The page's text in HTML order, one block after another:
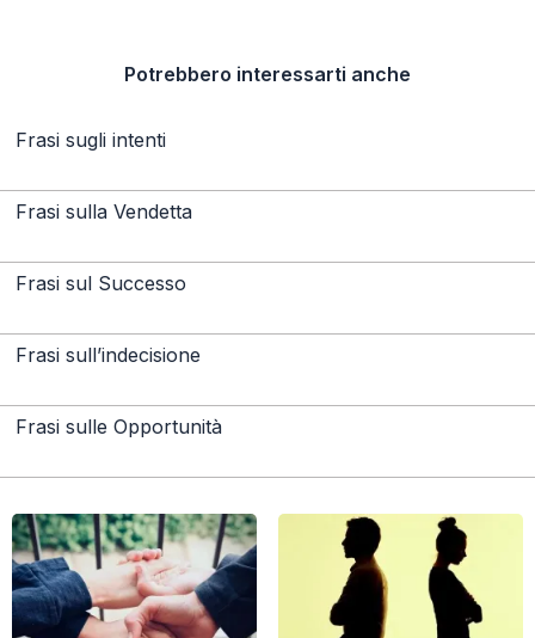
Potrebbero interessarti anche
Frasi sugli intenti
Frasi sulla Vendetta
Frasi sul Successo
Frasi sull’indecisione
Frasi sulle Opportunità